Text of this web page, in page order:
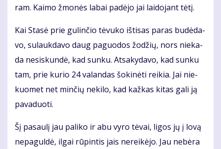
ram. Kai­mo žmo­nės la­bai pa­dė­jo jai lai­do­jant tė­tį.
Kai Sta­sė prie gu­lin­čio tė­vu­ko iš­ti­sas pa­ras bu­dė­da­
vo, su­lauk­da­vo daug pa­guo­dos žo­džių, nors nie­ka­
da ne­si­skun­dė, kad sun­ku. At­sa­ky­da­vo, kad sun­ku
tam, prie ku­rio 24 va­lan­das šo­ki­nė­ti rei­kia. Jai nie­
kuo­met net min­čių ne­ki­lo, kad kaž­kas ki­tas ga­li ją
pa­va­duo­ti.
Šį pa­sau­lį jau pa­li­ko ir abu vy­ro tė­vai, li­gos jų į lo­vą
ne­pa­gul­dė, il­gai rū­pin­tis jais ne­rei­kė­jo. Jau ne­bė­ra